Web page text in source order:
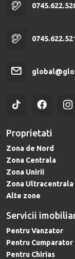
Proprietati
Zona de Nord
Zona Centrala
Zona Unirii
Zona Ultracentrala
Alte zone
Servicii
Pentru Vanzator
Pentru Cumparator
Pentru Chirias